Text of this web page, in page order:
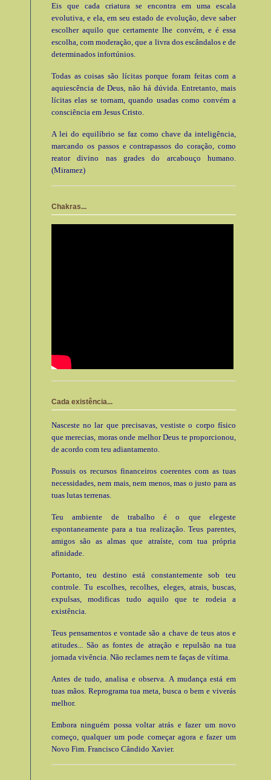
Eis que cada criatura se encontra em uma escala
evolutiva, e ela, em seu estado de evolução, deve saber
escolher aquilo que certamente lhe convém, e é essa
escolha, com moderação, que a livra dos escândalos e de
determinados infortúnios.
Todas as coisas são lícitas porque foram feitas com a
aquiescência de Deus, não há dúvida. Entretanto, mais
lícitas elas se tornam, quando usadas como convém a
consciência em Jesus Cristo.
A lei do equilíbrio se faz como chave da inteligência,
marcando os passos e contrapassos do coração, como
reator divino nas grades do arcabouço humano.
(Miramez)
Chakras...
Cada existência...
Nasceste no lar que precisavas, vestiste o corpo físico
que merecias, moras onde melhor Deus te proporcionou,
de acordo com teu adiantamento.
Possuis os recursos financeiros coerentes com as tuas
necessidades, nem mais, nem menos, mas o justo para as
tuas lutas terrenas.
Teu ambiente de trabalho é o que elegeste
espontaneamente para a tua realização. Teus parentes,
amigos são as almas que atraíste, com tua própria
afinidade.
Portanto, teu destino está constantemente sob teu
controle. Tu escolhes, recolhes, eleges, atrais, buscas,
expulsas, modificas tudo aquilo que te rodeia a
existência.
Teus pensamentos e vontade são a chave de teus atos e
atitudes... São as fontes de atração e repulsão na tua
jornada vivência. Não reclames nem te faças de vítima.
Antes de tudo, analisa e observa. A mudança está em
tuas mãos. Reprograma tua meta, busca o bem e viverás
melhor.
Embora ninguém possa voltar atrás e fazer um novo
começo, qualquer um pode começar agora e fazer um
Novo Fim. Francisco Cândido Xavier.